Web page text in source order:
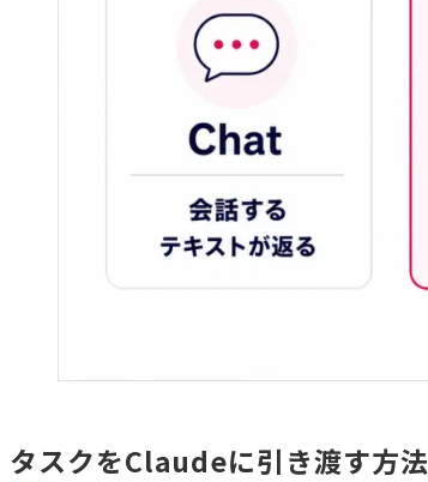
タスクをClaudeに引き渡す方法